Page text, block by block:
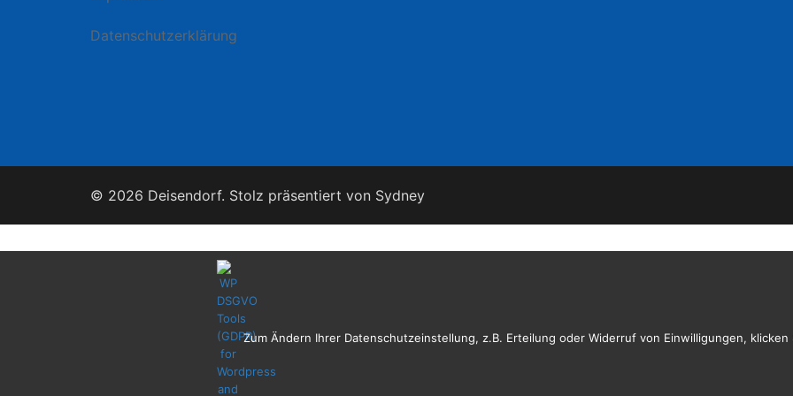
Datenschutzerklärung
© 2026 Deisendorf. Stolz präsentiert von Sydney
Zum Ändern Ihrer Datenschutzeinstellung, z.B. Erteilung oder Widerruf von Einwilligungen, klicken